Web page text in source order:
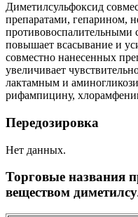
Диметилсульфоксид
препаратами, гепарином,
противовоспалительными
повышает всасывание и
совместно нанесенных
увеличивает
лактамным и
рифампицину,
Передозировка
Нет данных.
Торговые названия
веществом